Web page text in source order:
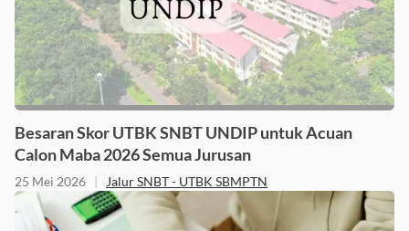
Besaran Skor UTBK SNBT UNDIP untuk Acuan
Calon Maba 2026 Semua Jurusan
25 Mei 2026 | Jalur SNBT - UTBK SBMPTN